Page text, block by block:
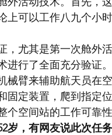
上可以工作八九个小
尤其是第一次舱外
行了全面充分验证。
臂来辅助航天员在
固定装置，爬到指定
空间站的工作可靠性
岁，有网友说此次任